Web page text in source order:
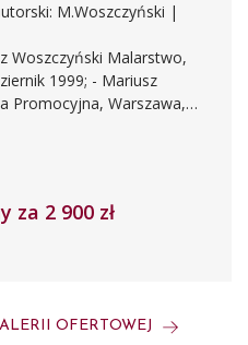
M.Woszczyński |
Woszczyński Malarstwo,
1999; - Mariusz
Promocyjna, Warszawa,
listopad 2000;
za 2 900 zł
OFERTOWEJ